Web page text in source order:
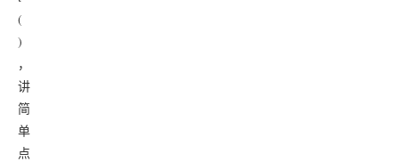
(
)
，
讲
简
单
点